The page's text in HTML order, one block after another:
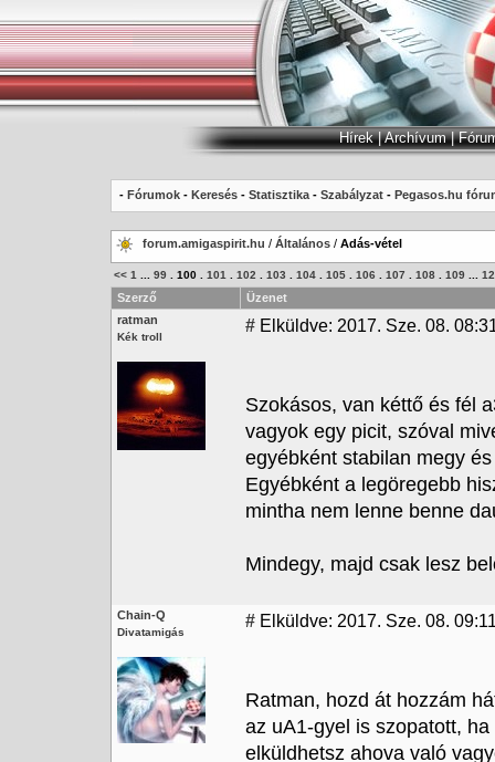
Hírek|Archívum|
- Fórumok - Keresés - Statisztika - Szabályzat - Pegasos.hu
forum.amigaspirit.hu / Általános / Adás-vétel
<< 1 99 100 101 102 103 104 105 106 107 108 109
Szerző
Üzenet
ratman
Kék troll
# Elküldve: 2017. Sze. 08.
Szokásos, van kéttő és fél
vagyok egy picit, szóval
egyébként stabilan megy
Egyébként a legöregebb
mintha nem lenne benne
Mindegy, majd csak lesz
Chain-Q
Divatamigás
# Elküldve: 2017. Sze. 08.
Ratman, hozd át hozzám
az uA1-gyel is szopatott,
elküldhetsz ahova való